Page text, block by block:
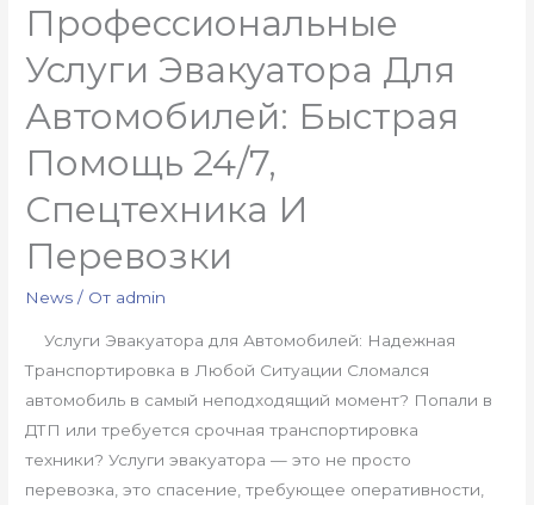
Профессиональные
Услуги Эвакуатора Для
Автомобилей: Быстрая
Помощь 24/7,
Спецтехника И
Перевозки
News / От admin
Услуги Эвакуатора для Автомобилей: Надежная
Транспортировка в Любой Ситуации Сломался
автомобиль в самый неподходящий момент? Попали в
ДТП или требуется срочная транспортировка
техники? Услуги эвакуатора — это не просто
перевозка, это спасение, требующее оперативности,